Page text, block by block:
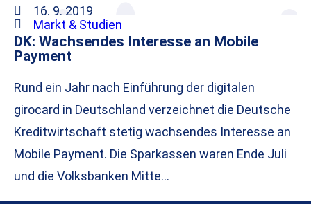
16. 9. 2019
Markt & Studien
DK: Wachsendes Interesse an Mobile
Payment
Rund ein Jahr nach Einführung der digitalen
girocard in Deutschland verzeichnet die Deutsche
Kreditwirtschaft stetig wachsendes Interesse an
Mobile Payment. Die Sparkassen waren Ende Juli
und die Volksbanken Mitte…